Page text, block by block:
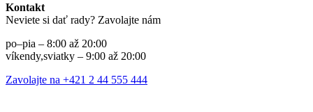
Kontakt
Neviete si dať rady? Zavolajte nám
po–pia – 8:00 až 20:00
víkendy,sviatky – 9:00 až 20:00
Zavolajte na +421 2 44 555 444